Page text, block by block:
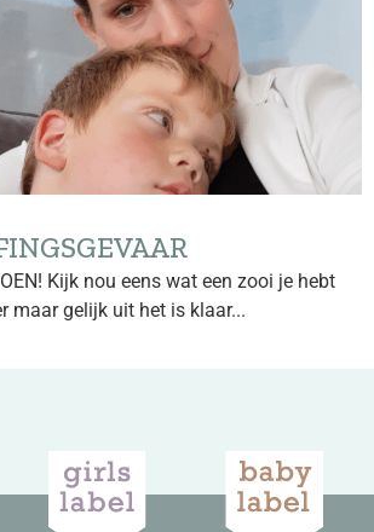
Kijk nou eens wat een zooi je hebt
maar gelijk uit het is klaar...